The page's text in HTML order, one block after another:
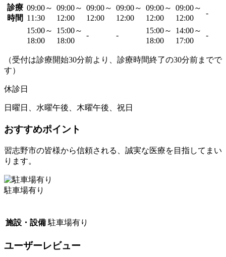
診療
時間
09:00～
11:30
09:00～
12:00
09:00～
12:00
09:00～
12:00
09:00～
12:00
09:00～
12:00
-
15:00～
18:00
15:00～
18:00
- -
15:00～
18:00
14:00～
17:00
-
（受付は診療開始30分前より、診療時間終了の30分前までで
す）
休診日
日曜日、水曜午後、木曜午後、祝日
おすすめポイント
習志野市の皆様から信頼される、誠実な医療を目指してまい
ります。
駐車場有り
施設・設備 駐車場有り
ユーザーレビュー